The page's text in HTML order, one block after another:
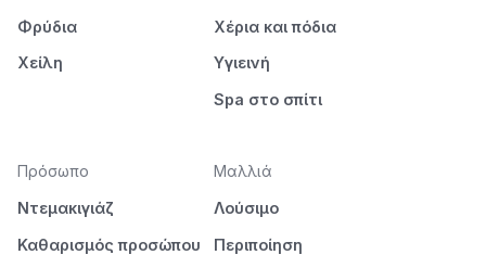
Φρύδια
Χείλη
Χέρια και πόδια
Υγιεινή
Spa στο σπίτι
Πρόσωπο
Ντεμακιγιάζ
Καθαρισμός προσώπου
Μαλλιά
Λούσιμο
Περιποίηση